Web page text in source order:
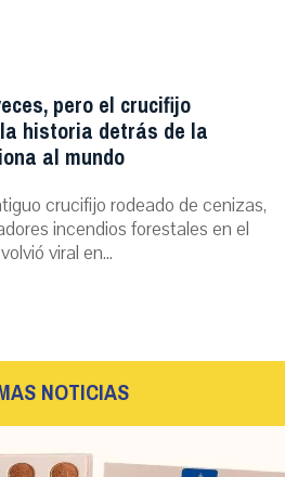
pero el crucifijo
historia detrás de la
al mundo
crucifijo rodeado de cenizas,
incendios forestales en el
viral en...
NOTICIAS